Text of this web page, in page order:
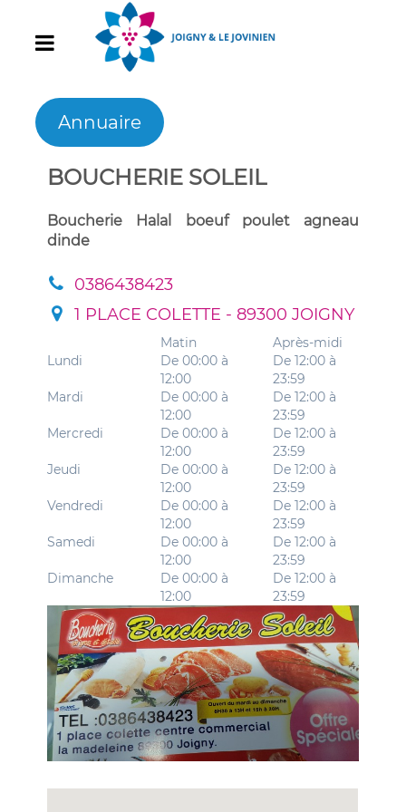
Annuaire
BOUCHERIE SOLEIL
Boucherie Halal boeuf poulet agneau
dinde
0386438423
1 PLACE COLETTE - 89300 JOIGNY
Matin
Après-midi
Lundi
De 00:00 à
12:00
De 12:00 à
23:59
Mardi
De 00:00 à
12:00
De 12:00 à
23:59
Mercredi
De 00:00 à
12:00
De 12:00 à
23:59
Jeudi
De 00:00 à
12:00
De 12:00 à
23:59
Vendredi
De 00:00 à
12:00
De 12:00 à
23:59
Samedi
De 00:00 à
12:00
De 12:00 à
23:59
Dimanche
De 00:00 à
12:00
De 12:00 à
23:59